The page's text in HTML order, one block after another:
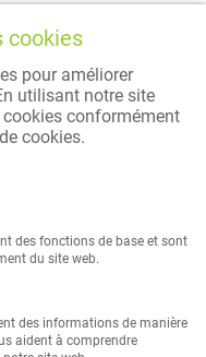
cookies
pour améliorer
utilisant notre site
conformément
cookies.
des fonctions de base et sont
du site web.
des informations de manière
aident à comprendre
und Spezialkulturen
des cultures spéciales
speciali
| Suisse
413 70 75